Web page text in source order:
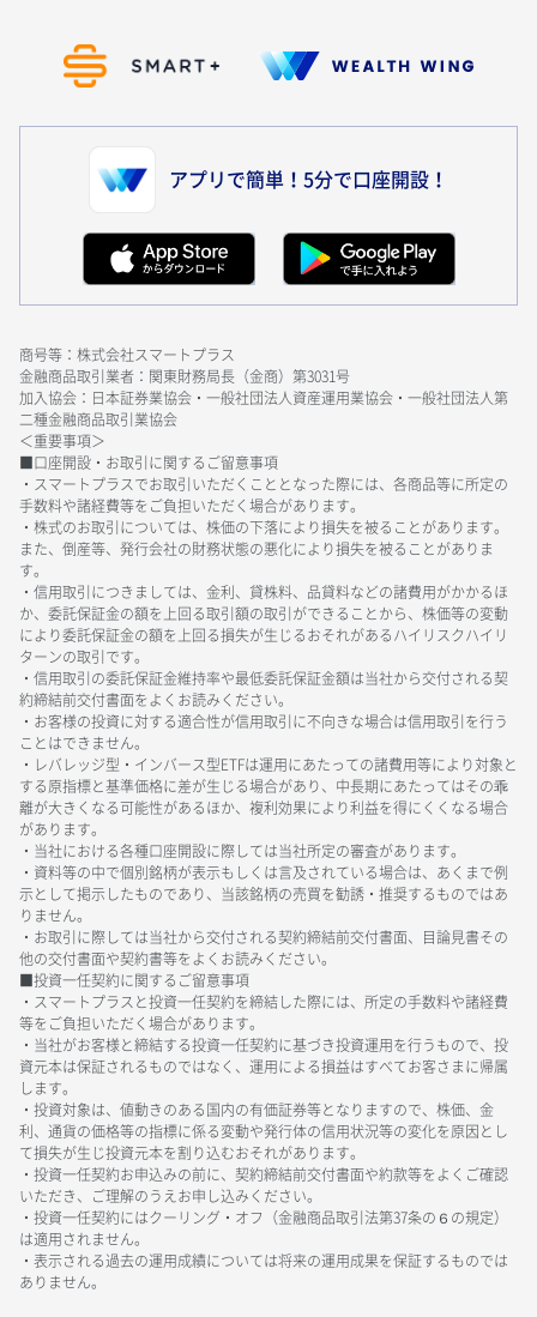
アプリで簡単！5分で口座開設！
商号等：株式会社スマートプラス
金融商品取引業者：関東財務局長（金商）第3031号
加入協会：日本証券業協会・一般社団法人資産運用業協会・一般社団法人第
二種金融商品取引業協会
＜重要事項＞
■口座開設・お取引に関するご留意事項
・スマートプラスでお取引いただくこととなった際には、各商品等に所定の
手数料や諸経費等をご負担いただく場合があります。
・株式のお取引については、株価の下落により損失を被ることがあります。
また、倒産等、発行会社の財務状態の悪化により損失を被ることがありま
す。
・信用取引につきましては、金利、貸株料、品貸料などの諸費用がかかるほ
か、委託保証金の額を上回る取引額の取引ができることから、株価等の変動
により委託保証金の額を上回る損失が生じるおそれがあるハイリスクハイリ
ターンの取引です。
・信用取引の委託保証金維持率や最低委託保証金額は当社から交付される契
約締結前交付書面をよくお読みください。
・お客様の投資に対する適合性が信用取引に不向きな場合は信用取引を行う
ことはできません。
・レバレッジ型・インバース型ETFは運用にあたっての諸費用等により対象と
する原指標と基準価格に差が生じる場合があり、中長期にあたってはその乖
離が大きくなる可能性があるほか、複利効果により利益を得にくくなる場合
があります。
・当社における各種口座開設に際しては当社所定の審査があります。
・資料等の中で個別銘柄が表示もしくは言及されている場合は、あくまで例
示として掲示したものであり、当該銘柄の売買を勧誘・推奨するものではあ
りません。
・お取引に際しては当社から交付される契約締結前交付書面、目論見書その
他の交付書面や契約書等をよくお読みください。
■投資一任契約に関するご留意事項
・スマートプラスと投資一任契約を締結した際には、所定の手数料や諸経費
等をご負担いただく場合があります。
・当社がお客様と締結する投資一任契約に基づき投資運用を行うもので、投
資元本は保証されるものではなく、運用による損益はすべてお客さまに帰属
します。
・投資対象は、値動きのある国内の有価証券等となりますので、株価、金
利、通貨の価格等の指標に係る変動や発行体の信用状況等の変化を原因とし
て損失が生じ投資元本を割り込むおそれがあります。
・投資一任契約お申込みの前に、契約締結前交付書面や約款等をよくご確認
いただき、ご理解のうえお申し込みください。
・投資一任契約にはクーリング・オフ（金融商品取引法第37条の６の規定）
は適用されません。
・表示される過去の運用成績については将来の運用成果を保証するものでは
ありません。